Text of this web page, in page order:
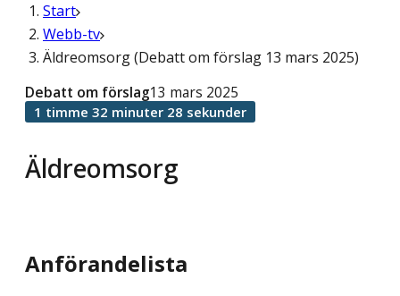
Start
Webb-tv
Äldreomsorg (Debatt om förslag 13 mars 2025)
Äldreomsorg
Debatt om förslag13 mars 2025
1 timme 32 minuter 28 sekunder
Anförandelista